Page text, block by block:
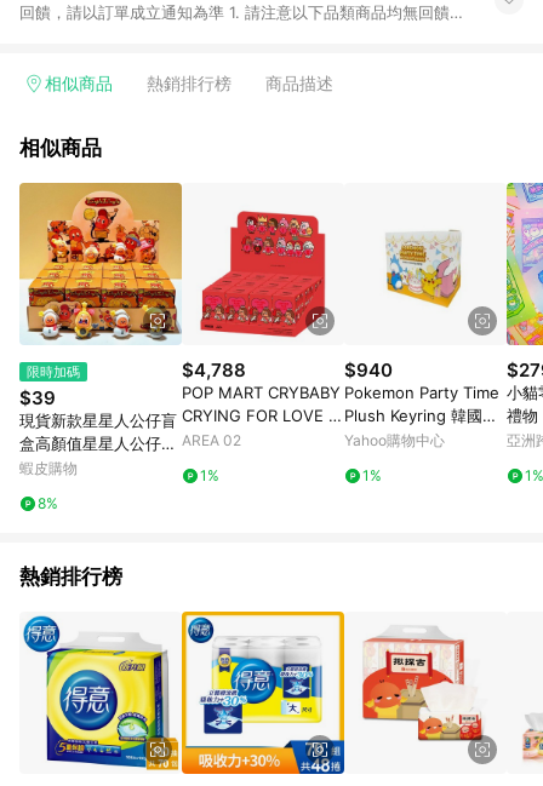
回饋，請以訂單成立通知為準 1. 請注意以下品類商品均無回饋：
電玩/遊戲/相機/單眼/鏡頭/拍立得 [2024/6/1起適用] -內接硬
的購回饋活動享Yahoo超贈點回饋者 - 購物中心商店之商品：商
3. 訂單回饋金額將扣除運費/購物金/超贈點/福利金/紅利折抵/折
價券等虛擬貨幣折抵 4. 大宗採購或批發轉賣不具回饋資格： 如
有相關事證認定您為大宗採購、批發轉賣而非最終消費使用者，
相關認定以Yahoo購物中心之認定為準
相似商品 熱銷排行榜 商品描述
相似商品
限時加碼
$39
現貨新款星星人公仔盲
盒高顏值星星人公仔潮
玩手辦掛件洞洞樂驚喜
蝦皮購物
8%
$4,788
POP MART CRYBABY
CRYING FOR LOVE S
ERIES FIGURES BLIN
AREA 02
1%
$940
Pokemon Party Time
Plush Keyring 韓國樂
天影院限定 生日派對系
Yahoo購物中心
1%
小貓
禮物
aph
亞洲
1%
熱銷排行榜